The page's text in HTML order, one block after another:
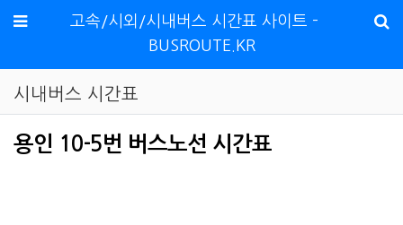
메뉴
고속/시외/시내버스 시간표 사이트 -
BUSROUTE.KR
시내버스 시간표
용인 10-5번 버스노선 시간표